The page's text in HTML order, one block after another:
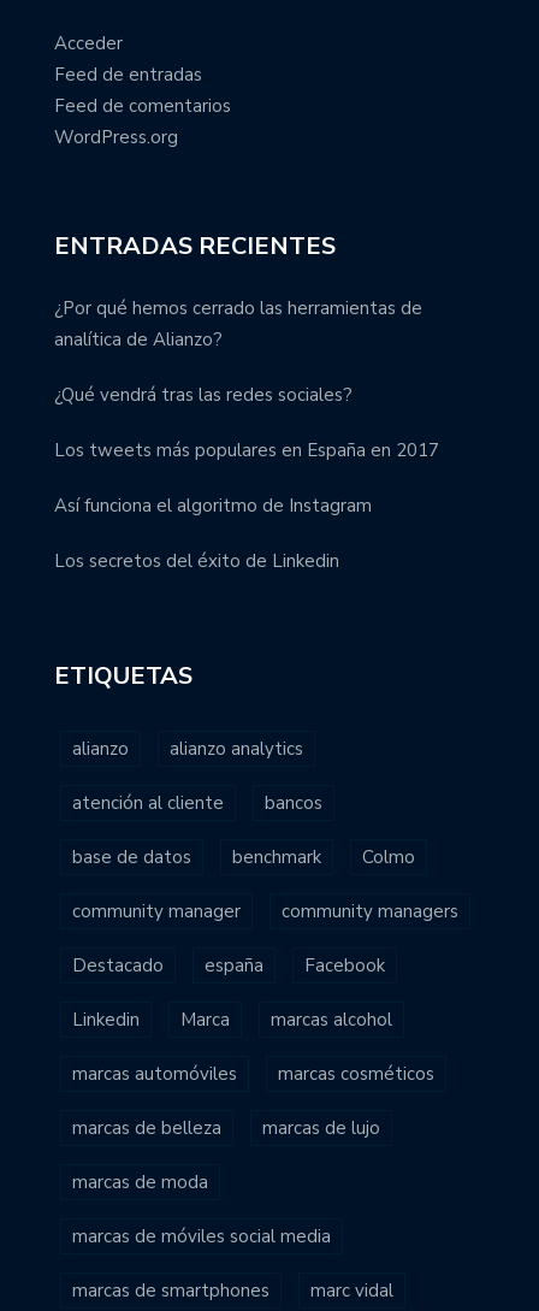
Acceder
Feed de entradas
Feed de comentarios
WordPress.org
ENTRADAS RECIENTES
¿Por qué hemos cerrado las herramientas de
analítica de Alianzo?
¿Qué vendrá tras las redes sociales?
Los tweets más populares en España en 2017
Así funciona el algoritmo de Instagram
Los secretos del éxito de Linkedin
ETIQUETAS
alianzo alianzo analytics
atención al cliente bancos
base de datos benchmark Colmo
community manager community managers
Destacado españa Facebook
Linkedin Marca marcas alcohol
marcas automóviles marcas cosméticos
marcas de belleza marcas de lujo
marcas de moda
marcas de móviles social media
marcas de smartphones marc vidal